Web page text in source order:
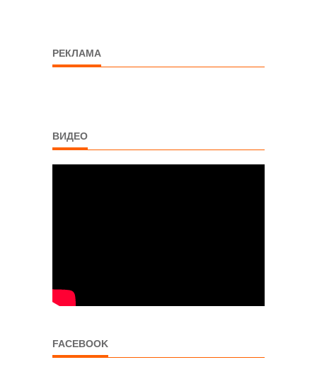
РЕКЛАМА
ВИДЕО
FACEBOOK